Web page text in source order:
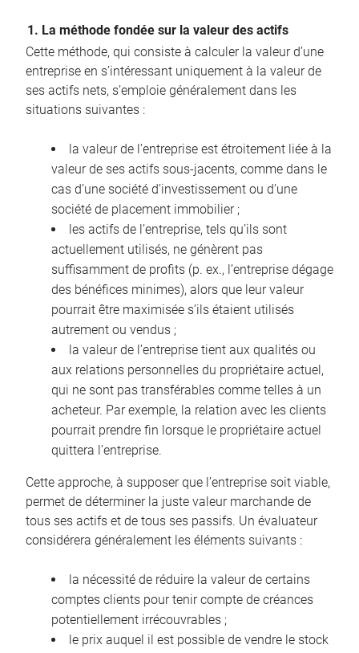
1. La méthode fondée sur la valeur des actifs
Cette méthode, qui consiste à calculer la valeur d’une
entreprise en s’intéressant uniquement à la valeur de
ses actifs nets, s’emploie généralement dans les
situations suivantes :
la valeur de l’entreprise est étroitement liée à la
valeur de ses actifs sous-jacents, comme dans le
cas d’une société d’investissement ou d’une
société de placement immobilier ;
les actifs de l’entreprise, tels qu’ils sont
actuellement utilisés, ne génèrent pas
suffisamment de profits (p. ex., l’entreprise dégage
des bénéfices minimes), alors que leur valeur
pourrait être maximisée s’ils étaient utilisés
autrement ou vendus ;
la valeur de l’entreprise tient aux qualités ou
aux relations personnelles du propriétaire actuel,
qui ne sont pas transférables comme telles à un
acheteur. Par exemple, la relation avec les clients
pourrait prendre fin lorsque le propriétaire actuel
quittera l’entreprise.
Cette approche, à supposer que l’entreprise soit viable,
permet de déterminer la juste valeur marchande de
tous ses actifs et de tous ses passifs. Un évaluateur
considérera généralement les éléments suivants :
la nécessité de réduire la valeur de certains
comptes clients pour tenir compte de créances
potentiellement irrécouvrables ;
le prix auquel il est possible de vendre le stock